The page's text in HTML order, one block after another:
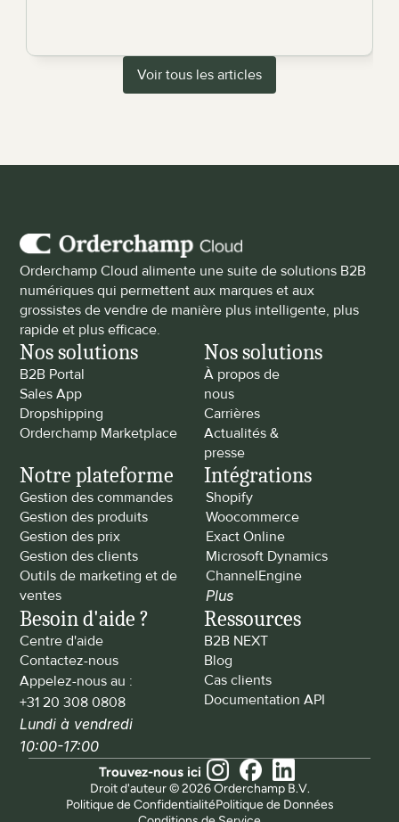
Voir tous les articles
Orderchamp Cloud alimente une suite de solutions B2B
numériques qui permettent aux marques et aux
grossistes de vendre de manière plus intelligente, plus
rapide et plus efficace.
Nos solutions
B2B Portal
Sales App
Dropshipping
Orderchamp Marketplace
Nos solutions
À propos de
nous
Carrières
Actualités &
presse
Notre plateforme
Gestion des commandes
Gestion des produits
Gestion des prix
Gestion des clients
Outils de marketing et de
ventes
Intégrations
Shopify
Woocommerce
Exact Online
Microsoft Dynamics
ChannelEngine
Plus
Besoin d'aide ?
Centre d'aide
Contactez-nous
Appelez-nous au :
+31 20 308 0808
Lundi à vendredi
10:00-17:00
Ressources
B2B NEXT
Blog
Cas clients
Documentation API
Droit d'auteur © 2026 Orderchamp B.V.
Politique de ConfidentialitéPolitique de Données
Trouvez-nous ici